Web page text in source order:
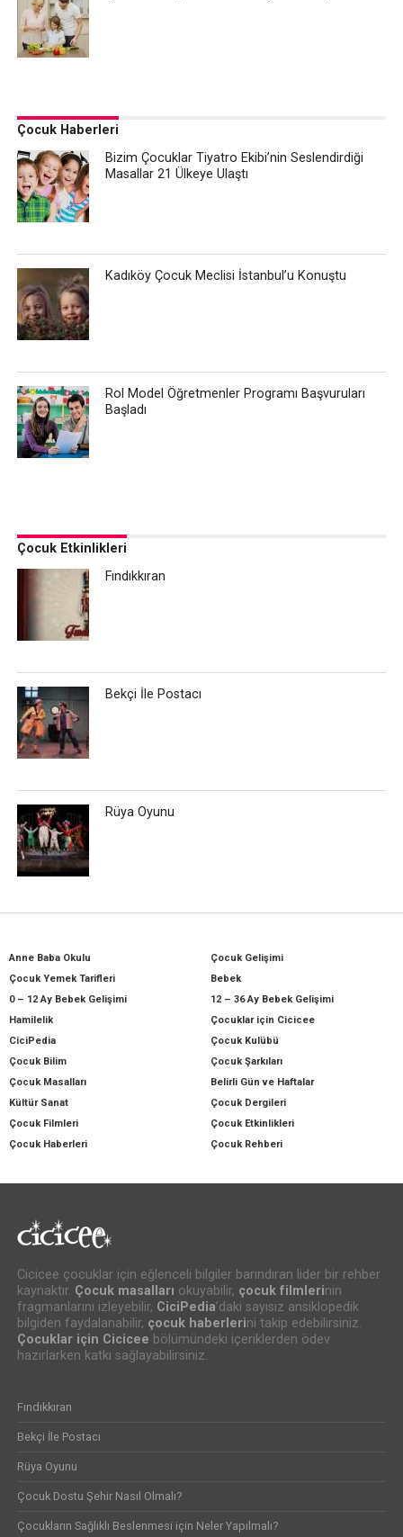
Çocuk Haberleri
Bizim Çocuklar Tiyatro Ekibi’nin Seslendirdiği
Masallar 21 Ülkeye Ulaştı
Kadıköy Çocuk Meclisi İstanbul’u Konuştu
Rol Model Öğretmenler Programı Başvuruları
Başladı
Çocuk Etkinlikleri
Fındıkkıran
Bekçi İle Postacı
Rüya Oyunu
Anne Baba Okulu
Çocuk Gelişimi
Çocuk Yemek Tarifleri
Bebek
0 – 12 Ay Bebek Gelişimi
12 – 36 Ay Bebek Gelişimi
Hamilelik
Çocuklar için Cicicee
CiciPedia
Çocuk Kulübü
Çocuk Bilim
Çocuk Şarkıları
Çocuk Masalları
Belirli Gün ve Haftalar
Kültür Sanat
Çocuk Dergileri
Çocuk Filmleri
Çocuk Etkinlikleri
Çocuk Haberleri
Çocuk Rehberi
Cicicee çocuklar için eğlenceli bilgiler barındıran lider bir rehber
kaynaktır. Çocuk masalları okuyabilir, çocuk filmlerinin
fragmanlarını izleyebilir, CiciPedia’daki sayısız ansiklopedik
bilgiden faydalanabilir, çocuk haberlerini takip edebilirsiniz.
Çocuklar için Cicicee bölümündeki içeriklerden ödev
hazırlarken katkı sağlayabilirsiniz.
Fındıkkıran
Bekçi İle Postacı
Rüya Oyunu
Çocuk Dostu Şehir Nasıl Olmalı?
Çocukların Sağlıklı Beslenmesi için Neler Yapılmalı?